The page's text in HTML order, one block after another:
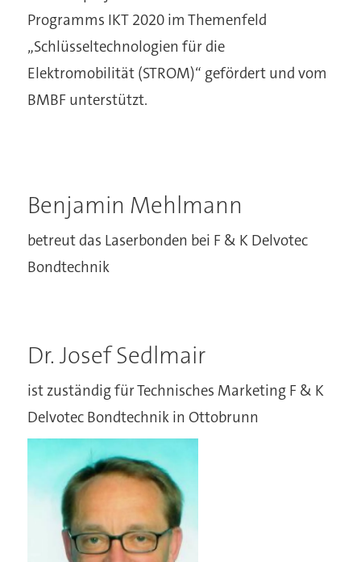
Programms IKT 2020 im Themenfeld
„Schlüsseltechnologien für die
Elektromobilität (STROM)“ gefördert und vom
BMBF unterstützt.
Benjamin Mehlmann
betreut das Laserbonden bei F & K Delvotec
Bondtechnik
Dr. Josef Sedlmair
ist zuständig für Technisches Marketing F & K
Delvotec Bondtechnik in Ottobrunn